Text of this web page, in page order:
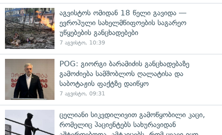
აგვისტოს ომიდან 18 წელი გავიდა —
ევროპული სახელმწიფოების საგარეო
უწყებების განცხადებები
7 აგვისტო, 10:39
POG: გიორგი ბარამიძის განცხადებაზე
გამოძიება სამშობლოს ღალატისა და
საბოტაჟის ფაქტზე დაიწყო
7 აგვისტო, 09:31
ცელიანი სიკვდილივით გამოწყობილი კაცი,
რომელიც პაციენტებს სახურავიდან